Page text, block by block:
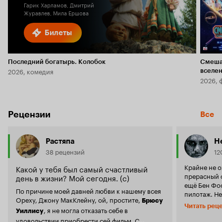
Билеты
Гарик Харламов, Дмитрий
Журавлев, Мила Ершова
Последний богатырь. Колобок
2026, комедия
2026,
Рецензии Все
Растяпа
38 рецензий
Какой у тебя был самый счастливый
день в жизни? Мой сегодня. (с)
По причине моей давней любви к нашему всея
Ореху, Джону МакКлейну, ой, простите, Брюсу
Уиллису , я не могла отказать себе в
удовольствии приобрести сей фильм. С
Крайне не
прерасный
ещё Бен
пилотаж.
творит в
ему отдельное
Читать